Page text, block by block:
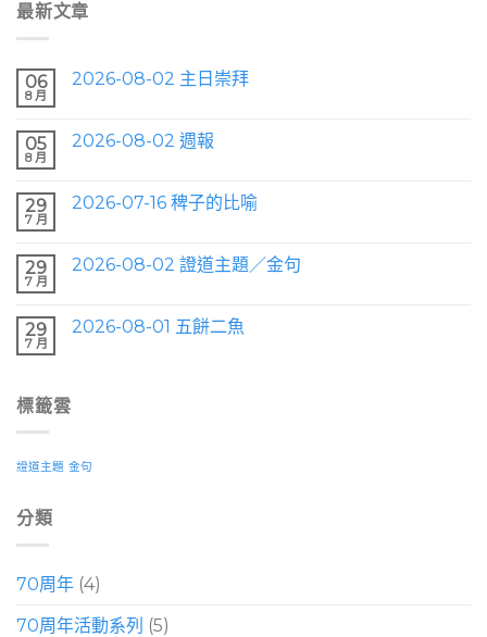
最新文章
06
8 月
2026-08-02 主日崇拜
05
8 月
2026-08-02 週報
29
7 月
2026-07-16 稗子的比喻
29
7 月
2026-08-02 證道主題／金句
29
7 月
2026-08-01 五餅二魚
標籤雲
證道主題 金句
分類
70周年 (4)
70周年活動系列 (5)